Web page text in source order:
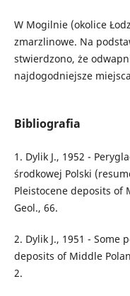
W Mogilnie (okolice
zmarzlinowe. Na
stwierdzono, że
najdogodniejsze
Bibliografia
1. Dylik J., 1952 -
środkowej Polski
Pleistocene deposits of
Geol., 66.
2. Dylik J., 1951 -
deposits of Middle
2.